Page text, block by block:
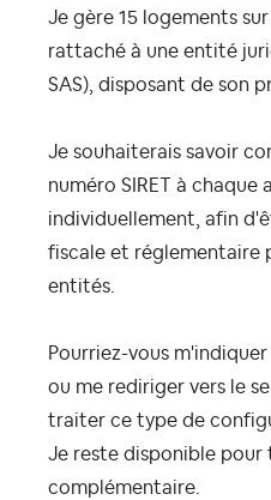
Je gère 15 logements
rattaché à une entité
SAS), disposant de son
Je souhaiterais savoir
numéro SIRET à chaque
individuellement, afin
fiscale et réglementaire
entités.
Pourriez-vous
ou me rediriger vers le
traiter ce type de
Je reste disponible pour
complémentaire.